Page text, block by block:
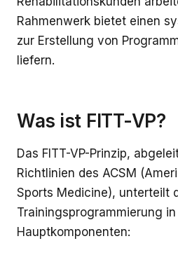
Rahmenwerk bietet einen
zur Erstellung von
liefern.
Was ist FITT-VP?
Das FITT-VP-Prinzip,
Richtlinien des ACSM
Sports Medicine), unterteilt
Trainingsprogrammierung
Hauptkomponenten: